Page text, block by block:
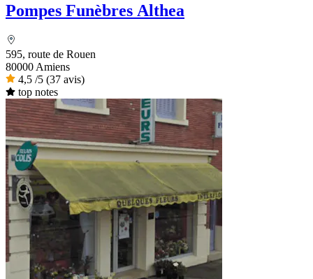
Pompes Funèbres Althea
595, route de Rouen
80000 Amiens
4,5 /5 (37 avis)
top notes